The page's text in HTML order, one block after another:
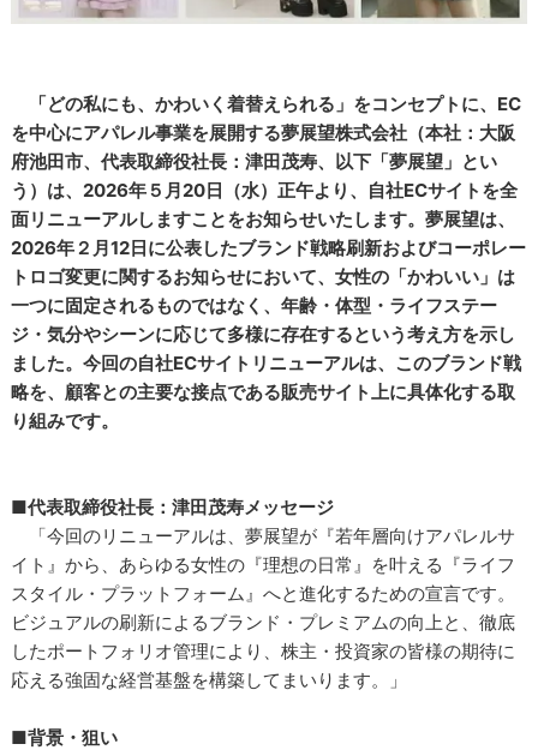
「どの私にも、かわいく着替えられる」をコンセプトに、EC
を中心にアパレル事業を展開する夢展望株式会社（本社：大阪
府池田市、代表取締役社長：津田茂寿、以下「夢展望」とい
う）は、2026年５月20日（水）正午より、自社ECサイトを全
面リニューアルしますことをお知らせいたします。夢展望は、
2026年２月12日に公表したブランド戦略刷新およびコーポレー
トロゴ変更に関するお知らせにおいて、女性の「かわいい」は
一つに固定されるものではなく、年齢・体型・ライフステー
ジ・気分やシーンに応じて多様に存在するという考え方を示し
ました。今回の自社ECサイトリニューアルは、このブランド戦
略を、顧客との主要な接点である販売サイト上に具体化する取
り組みです。
■代表取締役社長：津田茂寿メッセージ
「今回のリニューアルは、夢展望が『若年層向けアパレルサ
イト』から、あらゆる女性の『理想の日常』を叶える『ライフ
スタイル・プラットフォーム』へと進化するための宣言です。
ビジュアルの刷新によるブランド・プレミアムの向上と、徹底
したポートフォリオ管理により、株主・投資家の皆様の期待に
応える強固な経営基盤を構築してまいります。」
■背景・狙い